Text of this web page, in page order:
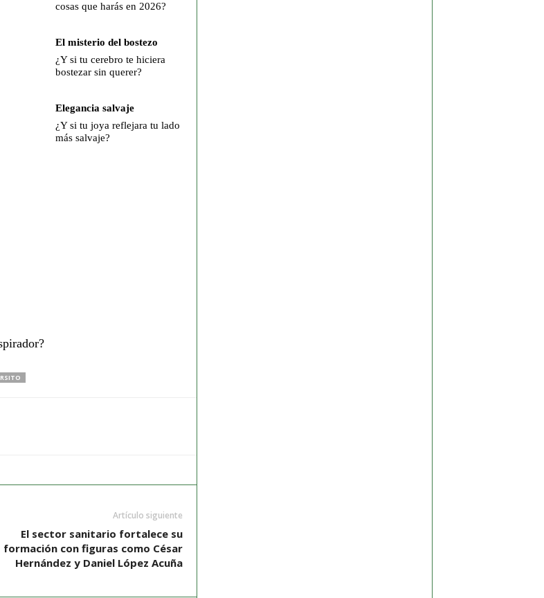
cosas que harás en 2026?
El misterio del bostezo
¿Y si tu cerebro te hiciera
bostezar sin querer?
Elegancia salvaje
¿Y si tu joya reflejara tu lado
más salvaje?
Artículo siguiente
El sector sanitario fortalece su
formación con figuras como César
Hernández y Daniel López Acuña